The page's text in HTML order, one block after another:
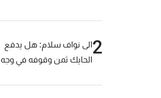
2الى نواف سلام: هل يدفع
الحايك ثمن وقوفه في وجه